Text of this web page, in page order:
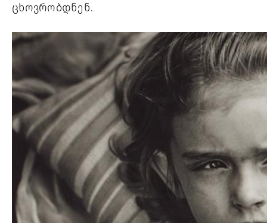
ცხოვრობდნენ.